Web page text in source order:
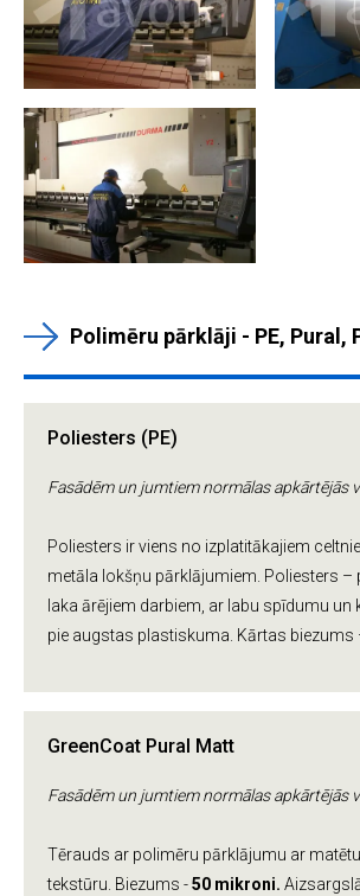
Polimēru pārklāji - PE, Pural,
Poliesters (PE)
Fasādēm un jumtiem normālas apkārtējās
Poliesters ir viens no izplatitākajiem
metāla lokšņu pārklājumiem. Poliesters –
laka ārējiem darbiem, ar labu spīdumu un
pie augstas plastiskuma. Kārtas biezums
GreenCoat Pural Matt
Fasādēm un jumtiem normālas apkārtējās
Tērauds ar polimēru pārklājumu ar
tekstūru. Biezums -50 mikroni.